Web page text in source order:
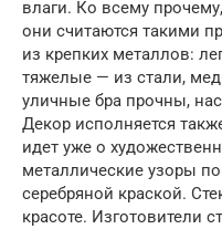
влаги. Ко всему
они считаются такими
из крепких металлов:
тяжелые — из стали,
уличные бра прочны,
Декор исполняется
идет уже о
металлические узоры
серебряной краской.
красоте. Изготовители